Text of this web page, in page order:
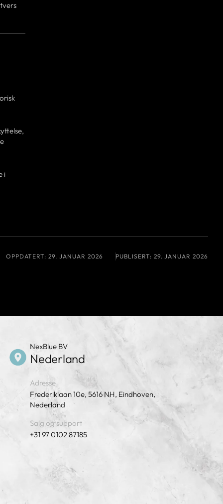
i
OPPDATERT: 29. JANUAR 2026 PUBLISERT: 29. JANUAR 2026
NexBlue BV
Nederland
Adresse
Frederiklaan 10e, 5616 NH, Eindhoven,
Nederland
Salg og support
+31 97 0102 87185